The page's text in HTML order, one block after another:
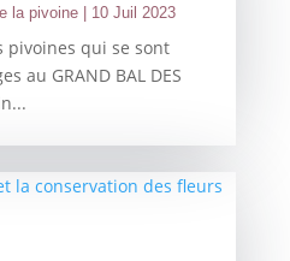
la pivoine| 10 Juil 2023
pivoines qui se sont
au GRAND BAL DES